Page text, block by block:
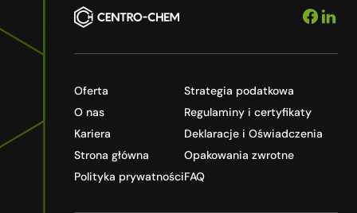
Oferta
O nas
Kariera
Strona główna
Polityka prywatności
Strategia podatkowa
Regulaminy i certyfikaty
Deklaracje i Oświadczenia
Opakowania zwrotne
FAQ